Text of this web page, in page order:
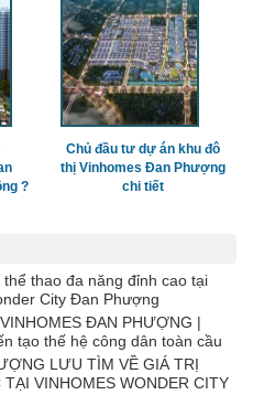
?
Chủ đầu tư dự án khu đô
thị Vinhomes Đan Phượng
chi tiết
thể thao đa năng đỉnh cao tại
City Đan Phượng
ĐAN PHƯỢNG |
tạo thế hệ công dân toàn cầu
LƯU TÌM VỀ GIÁ TRỊ
VINHOMES WONDER CITY